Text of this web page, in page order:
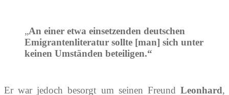
„An einer etwa einsetzenden deutschen
Emigrantenliteratur sollte [man] sich unter
keinen Umständen beteiligen.“
Er war jedoch besorgt um seinen Freund Leonhard,